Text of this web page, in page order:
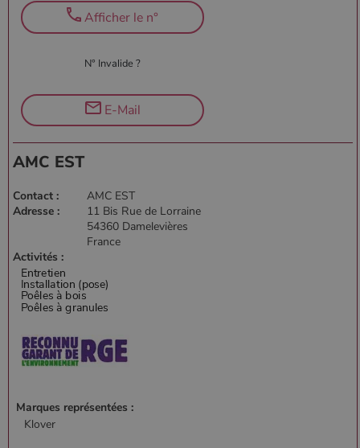
N° Invalide ?
Afficher le n°
E-Mail
AMC EST
Contact :
AMC EST
Adresse :
11 Bis Rue de Lorraine
54360 Damelevières
France
Activités :
Marques représentées :
Klover